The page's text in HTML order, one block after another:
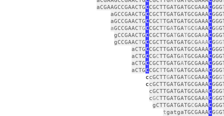
aCGAAGCCGAACTGCCGCTTGATGATGCGAAACGGG
aGCCGAACTGCCGCTTGATGATGCGAAAC
aGCCGAACTGCCGCTTGATGATGCGAAAC
aGCCGAACTGCCGCTTGATGATGCGAAACGG
gCCGAACTGCCGCTTGATGATGCGAAAC
gCCGAACTGCCGCTTGATGATGCGAAACG
aCTGCCGCTTGATGATGCGAAAC
aCTGCCGCTTGATGATGCGAAAC
aCTGCCGCTTGATGATGCGAAAC
aCTGCCGCTTGATGATGCGAAACGGG
ccGCTTGATGATGCGAAACGG
ccGCTTGATGATGCGAAAC
cGCTTGATGATGCGAAACGGG
cGCTTGATGATGCGAAACG
gCTTGATGATGCGAAAC
tgatgaTGCGAAACGG